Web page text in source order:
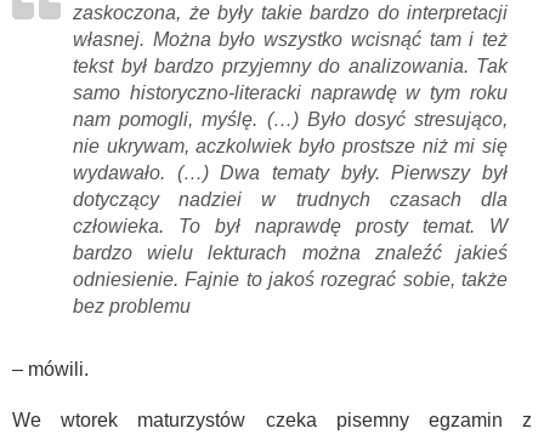
zaskoczona, że były takie bardzo do interpretacji
własnej. Można było wszystko wcisnąć tam i też
tekst był bardzo przyjemny do analizowania. Tak
samo historyczno-literacki naprawdę w tym roku
nam pomogli, myślę. (…) Było dosyć stresująco,
nie ukrywam, aczkolwiek było prostsze niż mi się
wydawało. (…) Dwa tematy były. Pierwszy był
dotyczący nadziei w trudnych czasach dla
człowieka. To był naprawdę prosty temat. W
bardzo wielu lekturach można znaleźć jakieś
odniesienie. Fajnie to jakoś rozegrać sobie, także
bez problemu
– mówili.
We wtorek maturzystów czeka pisemny egzamin z